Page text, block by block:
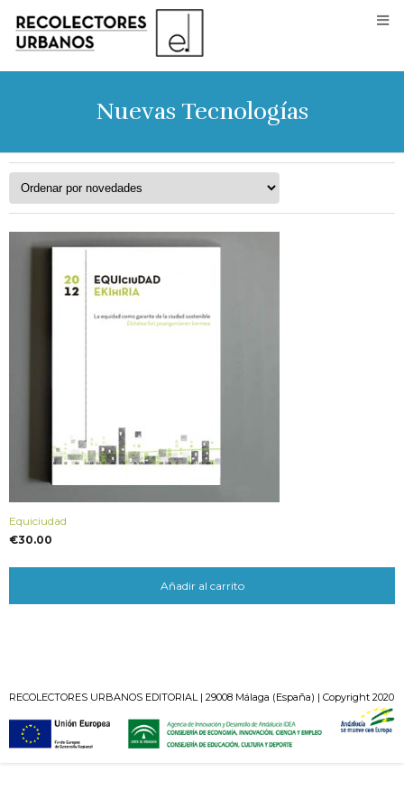
Nuevas Tecnologías
Equiciudad
€30.00
Añadir al carrito
RECOLECTORES URBANOS EDITORIAL | 29008 Málaga (España) | Copyright 2020